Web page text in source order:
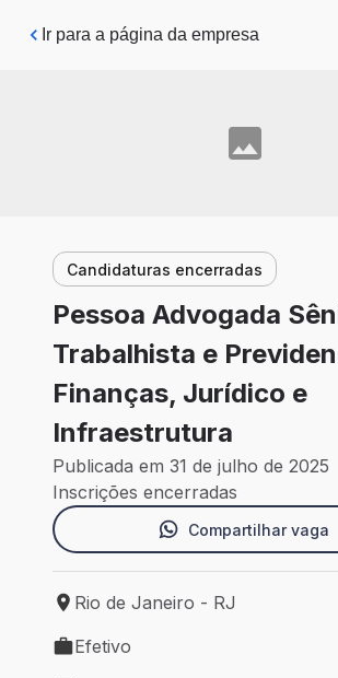
Pular para o conteúdo principal
Ir para a página da empresa
Candidaturas encerradas
Pessoa Advogada
Trabalhista e
Finanças, Jurídico e
Infraestrutura
Publicada em 31 de julho de 2025
Inscrições encerradas
Compartilhar vaga
Local de trabalho: Rio de Janeiro -
Rio de Janeiro - RJ
Tipo de vaga: Efetivo
Efetivo